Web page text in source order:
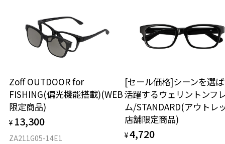
Zoff OUTDOOR for
FISHING(偏光機能搭載)(WEB
限定商品)
¥ 13,300
ZA211G05-14E1
[セール価格]シーンを選
活躍するウェリントンフ
ム/STANDARD(アウトレ
店舗限定商品)
¥4,720